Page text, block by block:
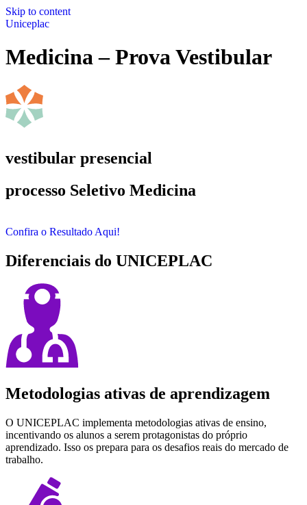
Skip to content
Uniceplac
Medicina – Prova Vestibular
vestibular presencial
processo Seletivo Medicina
Confira o Resultado Aqui!
Diferenciais do UNICEPLAC
Metodologias ativas de aprendizagem
O UNICEPLAC implementa metodologias ativas de ensino,
incentivando os alunos a serem protagonistas do próprio
aprendizado. Isso os prepara para os desafios reais do mercado de
trabalho.